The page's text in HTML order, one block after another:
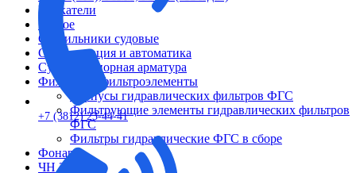
Пускатели
Разное
Светильники судовые
Сигнализация и автоматика
Судовая запорная арматура
Фильтры и фильтроэлементы
Корпусы гидравлических фильтров ФГС
Фильтрующие элементы гидравлических фильтров
ФГС
Фильтры гидравлические ФГС в сборе
Фонари
ЧН 25/34
+7 (3812) 23-44-41